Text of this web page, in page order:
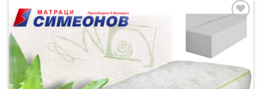
списъка с
харесани